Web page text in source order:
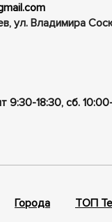
ул. Владимира
9:30-18:30, сб.
Города ТОП